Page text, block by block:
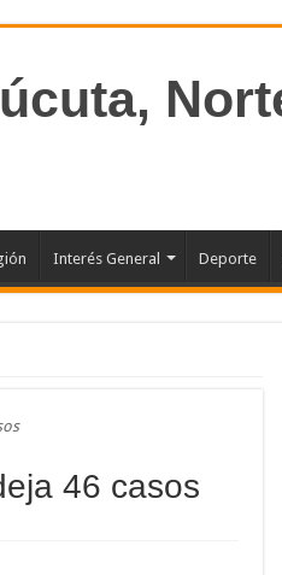
Interés General Deporte
46 casos